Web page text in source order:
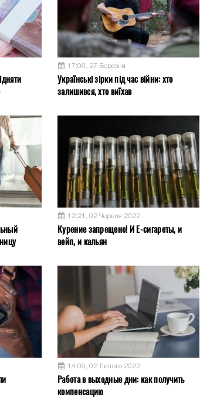
17:06, 27 Березня
Українські зірки під час війни: хто
залишився, хто виїхав
12:21, 02 Червня 2022
Курение запрещено! И Е-сигареты, и
вейп, и кальян
14:09, 02 Лютого 2022
Работа в выходные дни: как получить
компенсацию